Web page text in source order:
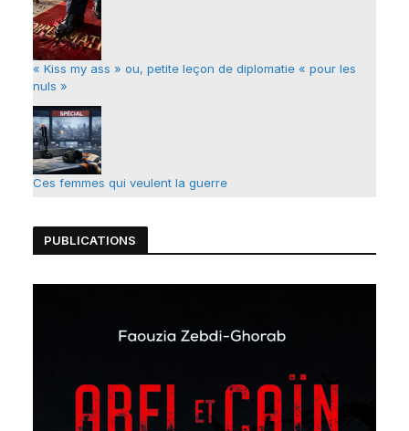
« Kiss my ass » ou, petite leçon de diplomatie « pour les
nuls »
Ces femmes qui veulent la guerre
PUBLICATIONS